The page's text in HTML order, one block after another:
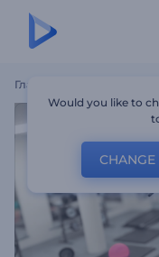
Главная
Would you like to
CHANGE